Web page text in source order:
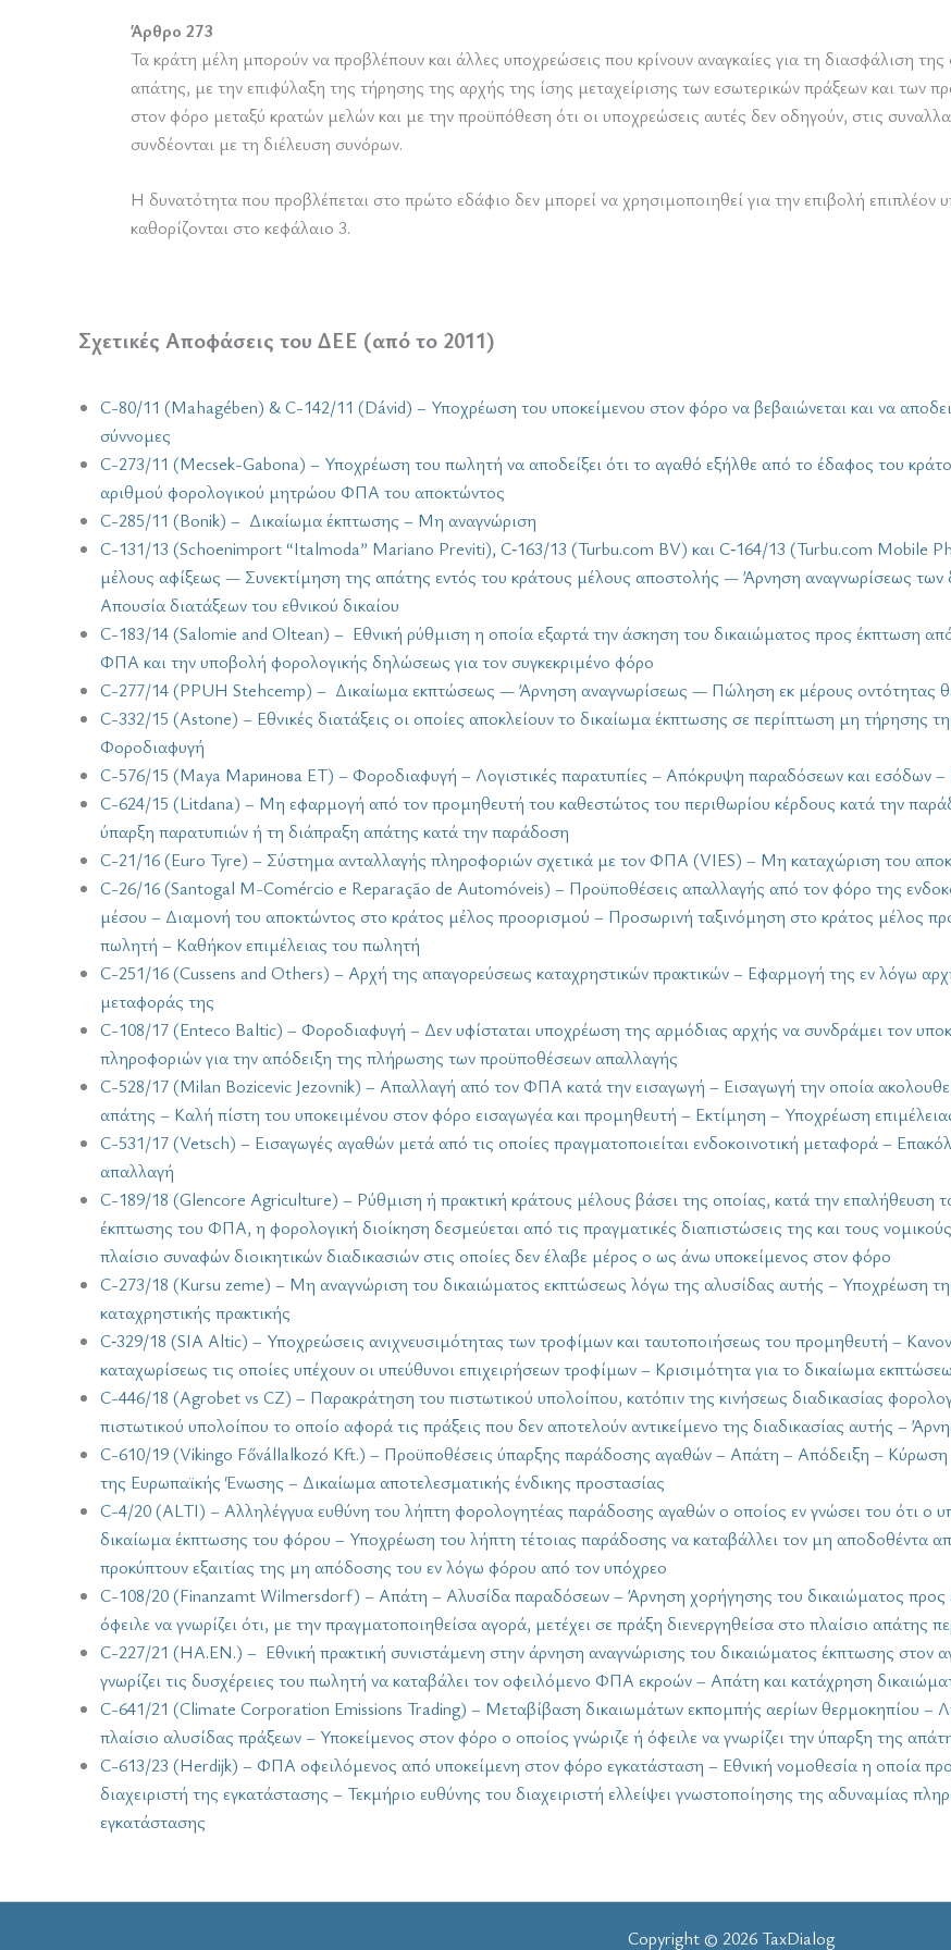
Άρθρο 273
Τα κράτη μέλη μπορούν να προβλέπουν και άλλες υποχρεώσεις που κρίνουν αναγκαίες για τη διασφάλιση
απάτης, με την επιφύλαξη της τήρησης της αρχής της ίσης μεταχείρισης των εσωτερικών πράξεων και των
στον φόρο μεταξύ κρατών μελών και με την προϋπόθεση ότι οι υποχρεώσεις αυτές δεν οδηγούν, στις
συνδέονται με τη διέλευση συνόρων.
Η δυνατότητα που προβλέπεται στο πρώτο εδάφιο δεν μπορεί να χρησιμοποιηθεί για την επιβολή
καθορίζονται στο κεφάλαιο 3.
Σχετικές Αποφάσεις του ΔΕΕ (από το 2011)
C-80/11 (Mahagében) & C-142/11 (Dávid) – Υποχρέωση του υποκείμενου στον φόρο να βεβαιώνεται και να
σύννομες
C-273/11 (Mecsek-Gabona) – Υποχρέωση του πωλητή να αποδείξει ότι το αγαθό εξήλθε από το έδαφος του
αριθμού φορολογικού μητρώου ΦΠΑ του αποκτώντος
C-285/11 (Bonik) – Δικαίωμα έκπτωσης – Μη αναγνώριση
C-131/13 (Schoenimport “Italmoda” Mariano Previti), C‑163/13 (Turbu.com BV) και C‑164/13 (Turbu.com Mobile
μέλους αφίξεως — Συνεκτίμηση της απάτης εντός του κράτους μέλους αποστολής — Άρνηση αναγνωρίσεως
Απουσία διατάξεων του εθνικού δικαίου
C-183/14 (Salomie and Oltean) – Εθνική ρύθμιση η οποία εξαρτά την άσκηση του δικαιώματος προς έκπτωση
ΦΠΑ και την υποβολή φορολογικής δηλώσεως για τον συγκεκριμένο φόρο
C-277/14 (PPUH Stehcemp) – Δικαίωμα εκπτώσεως — Άρνηση αναγνωρίσεως — Πώληση εκ μέρους οντότητας
C-332/15 (Astone) – Εθνικές διατάξεις οι οποίες αποκλείουν το δικαίωμα έκπτωσης σε περίπτωση μη τήρησης
Φοροδιαφυγή
C-576/15 (Маya Маринова ET) – Φοροδιαφυγή – Λογιστικές παρατυπίες – Απόκρυψη παραδόσεων και εσόδων
C-624/15 (Litdana) – Μη εφαρμογή από τον προμηθευτή του καθεστώτος του περιθωρίου κέρδους κατά την
ύπαρξη παρατυπιών ή τη διάπραξη απάτης κατά την παράδοση
C-21/16 (Euro Tyre) – Σύστημα ανταλλαγής πληροφοριών σχετικά με τον ΦΠΑ (VIES) – Μη καταχώριση του
C-26/16 (Santogal M-Comércio e Reparação de Automóveis) – Προϋποθέσεις απαλλαγής από τον φόρο της
μέσου – Διαμονή του αποκτώντος στο κράτος μέλος προορισμού – Προσωρινή ταξινόμηση στο κράτος μέλος
πωλητή – Καθήκον επιμέλειας του πωλητή
C-251/16 (Cussens and Others) – Αρχή της απαγορεύσεως καταχρηστικών πρακτικών – Εφαρμογή της εν λόγω
μεταφοράς της
C-108/17 (Enteco Baltic) – Φοροδιαφυγή – Δεν υφίσταται υποχρέωση της αρμόδιας αρχής να συνδράμει τον
πληροφοριών για την απόδειξη της πλήρωσης των προϋποθέσεων απαλλαγής
C-528/17 (Milan Bozicevic Jezovnik) – Απαλλαγή από τον ΦΠΑ κατά την εισαγωγή – Εισαγωγή την οποία
απάτης – Καλή πίστη του υποκειμένου στον φόρο εισαγωγέα και προμηθευτή – Εκτίμηση – Υποχρέωση
C-531/17 (Vetsch) – Εισαγωγές αγαθών μετά από τις οποίες πραγματοποιείται ενδοκοινοτική μεταφορά –
απαλλαγή
C-189/18 (Glencore Agriculture) – Ρύθμιση ή πρακτική κράτους μέλους βάσει της οποίας, κατά την επαλήθευση
έκπτωσης του ΦΠΑ, η φορολογική διοίκηση δεσμεύεται από τις πραγματικές διαπιστώσεις της και τους
πλαίσιο συναφών διοικητικών διαδικασιών στις οποίες δεν έλαβε μέρος ο ως άνω υποκείμενος στον φόρο
C-273/18 (Kursu zeme) – Μη αναγνώριση του δικαιώματος εκπτώσεως λόγω της αλυσίδας αυτής – Υποχρέωση
καταχρηστικής πρακτικής
C‑329/18 (SIA Altic) – Υποχρεώσεις ανιχνευσιμότητας των τροφίμων και ταυτοποιήσεως του προμηθευτή –
καταχωρίσεως τις οποίες υπέχουν οι υπεύθυνοι επιχειρήσεων τροφίμων – Κρισιμότητα για το δικαίωμα
C-446/18 (Agrobet vs CZ) – Παρακράτηση του πιστωτικού υπολοίπου, κατόπιν της κινήσεως διαδικασίας
πιστωτικού υπολοίπου το οποίο αφορά τις πράξεις που δεν αποτελούν αντικείμενο της διαδικασίας αυτής –
C-610/19 (Vikingo Fővállalkozó Kft.) – Προϋποθέσεις ύπαρξης παράδοσης αγαθών – Απάτη – Απόδειξη –
της Ευρωπαϊκής Ένωσης – Δικαίωμα αποτελεσματικής ένδικης προστασίας
C-4/20 (ALTI) – Αλληλέγγυα ευθύνη του λήπτη φορολογητέας παράδοσης αγαθών ο οποίος εν γνώσει του ότι ο
δικαίωμα έκπτωσης του φόρου – Υποχρέωση του λήπτη τέτοιας παράδοσης να καταβάλλει τον μη αποδοθέντα
προκύπτουν εξαιτίας της μη απόδοσης του εν λόγω φόρου από τον υπόχρεο
C-108/20 (Finanzamt Wilmersdorf) – Απάτη – Αλυσίδα παραδόσεων – Άρνηση χορήγησης του δικαιώματος προς
όφειλε να γνωρίζει ότι, με την πραγματοποιηθείσα αγορά, μετέχει σε πράξη διενεργηθείσα στο πλαίσιο απάτης
C-227/21 (HA.EN.) – Εθνική πρακτική συνιστάμενη στην άρνηση αναγνώρισης του δικαιώματος έκπτωσης στον
γνωρίζει τις δυσχέρειες του πωλητή να καταβάλει τον οφειλόμενο ΦΠΑ εκροών – Απάτη και κατάχρηση
C-641/21 (Climate Corporation Emissions Trading) – Μεταβίβαση δικαιωμάτων εκπομπής αερίων θερμοκηπίου –
πλαίσιο αλυσίδας πράξεων – Υποκείμενος στον φόρο ο οποίος γνώριζε ή όφειλε να γνωρίζει την ύπαρξη της
C-613/23 (Herdijk) – ΦΠΑ οφειλόμενος από υποκείμενη στον φόρο εγκατάσταση – Εθνική νομοθεσία η οποία
διαχειριστή της εγκατάστασης – Τεκμήριο ευθύνης του διαχειριστή ελλείψει γνωστοποίησης της αδυναμίας
εγκατάστασης
Copyright © 2026 TaxDialog